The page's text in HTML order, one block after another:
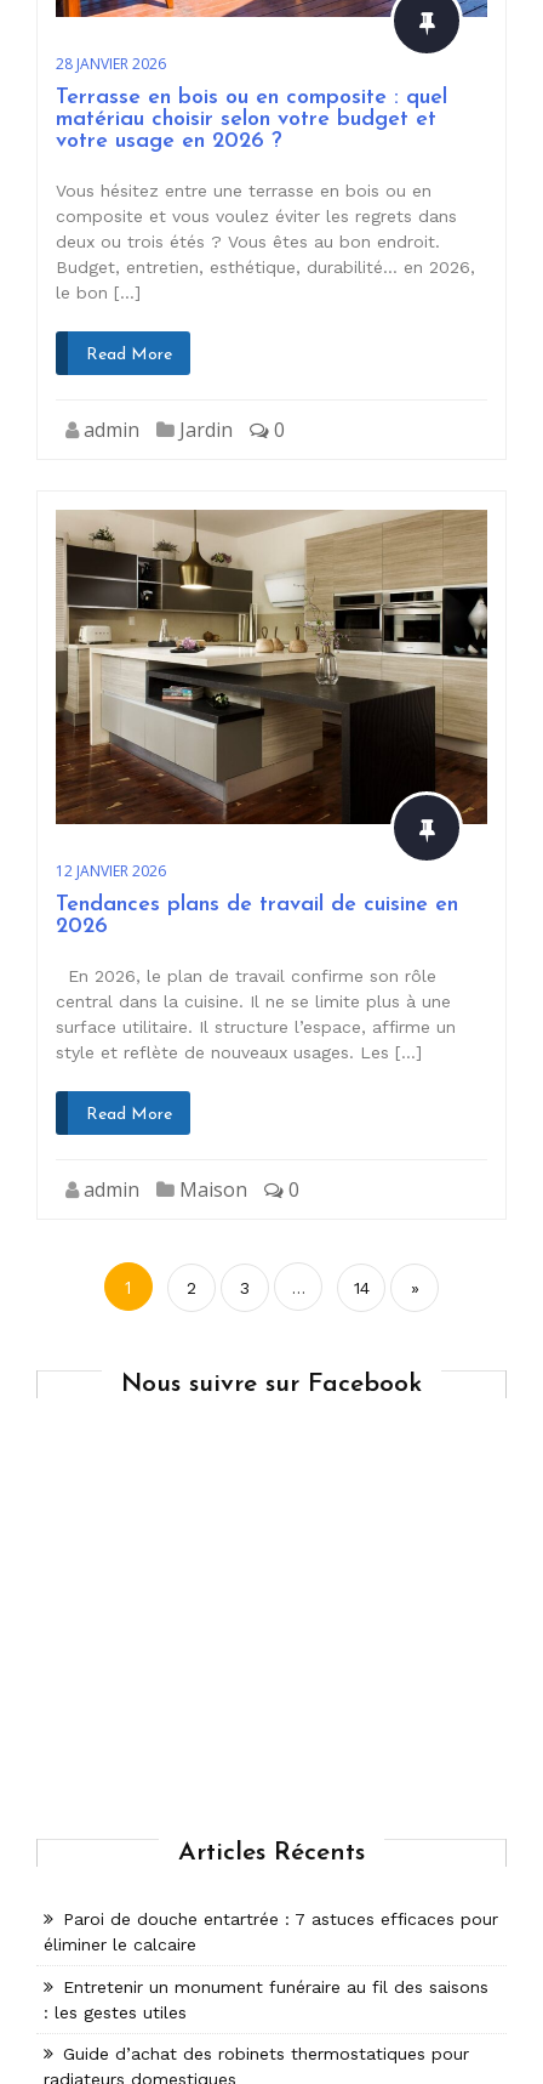
28 JANVIER 2026
Terrasse en bois ou en composite : quel
matériau choisir selon votre budget et
votre usage en 2026 ?
Vous hésitez entre une terrasse en bois ou en
composite et vous voulez éviter les regrets dans
deux ou trois étés ? Vous êtes au bon endroit.
Budget, entretien, esthétique, durabilité… en 2026,
le bon […]
Read More
admin Jardin 0
12 JANVIER 2026
Tendances plans de travail de cuisine en
2026
En 2026, le plan de travail confirme son rôle
central dans la cuisine. Il ne se limite plus à une
surface utilitaire. Il structure l’espace, affirme un
style et reflète de nouveaux usages. Les […]
Read More
admin Maison 0
Pagination
1 2 3 … 14 »
Nous suivre sur Facebook
Articles Récents
Paroi de douche entartrée : 7 astuces efficaces pour
éliminer le calcaire
Entretenir un monument funéraire au fil des saisons
: les gestes utiles
Guide d’achat des robinets thermostatiques pour
radiateurs domestiques